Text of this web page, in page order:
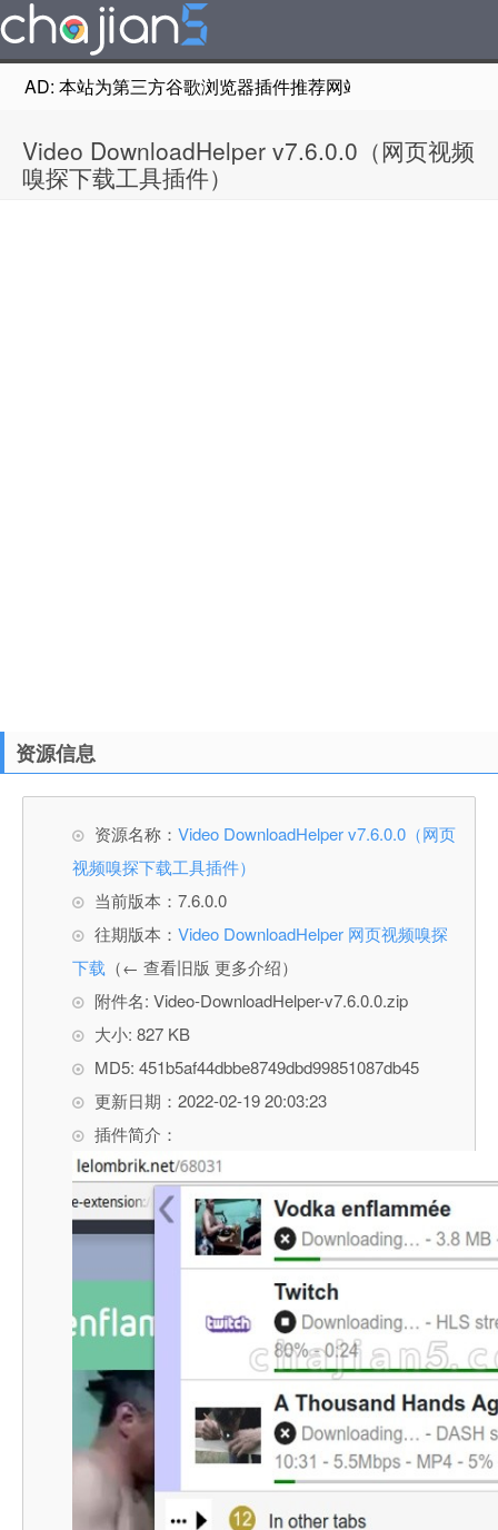
AD: 本站为第三方谷歌浏览器插件推荐网站，非Google
Video DownloadHelper v7.6.0.0（网页视频
嗅探下载工具插件）
资源信息
资源名称： Video DownloadHelper v7.6.0.0（网页
视频嗅探下载工具插件）
当前版本：7.6.0.0
往期版本： Video DownloadHelper 网页视频嗅探
下载 （← 查看旧版 更多介绍）
附件名: Video-DownloadHelper-v7.6.0.0.zip
大小: 827 KB
MD5: 451b5af44dbbe8749dbd99851087db45
更新日期：2022-02-19 20:03:23
插件简介：